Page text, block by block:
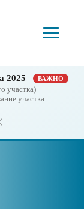
2025 ВАЖНО
участка)
участка.